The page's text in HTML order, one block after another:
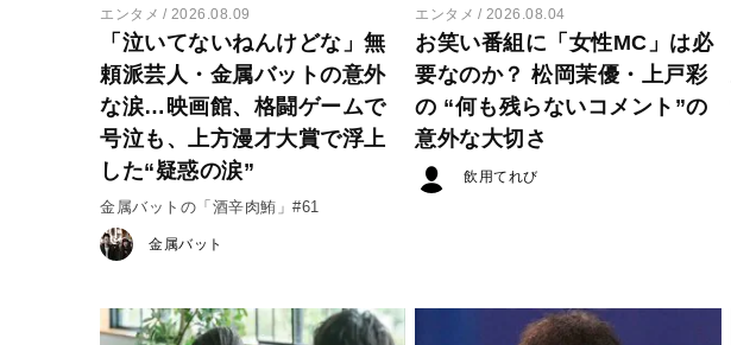
エンタメ 2026.08.09
「泣いてないねんけどな」無
頼派芸人・金属バットの意外
な涙…映画館、格闘ゲームで
号泣も、上方漫才大賞で浮上
した“疑惑の涙”
金属バットの「酒辛肉鮪」#61
金属バット
エンタメ 2026.08.04
お笑い番組に「女性MC」は必
要なのか？ 松岡茉優・上戸彩
の “何も残らないコメント”の
意外な大切さ
飲用てれび